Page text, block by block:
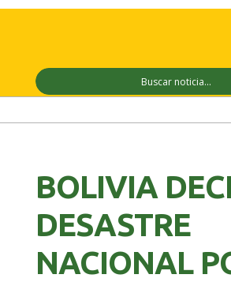
BOLIVIA
DESASTRE
NACIONAL